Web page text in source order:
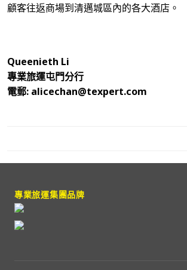
顧客往返商場到清邁城區內的各大酒店。
Queenieth Li
專業旅運屯門分行
電郵: alicechan@texpert.com
專業旅運集團品牌